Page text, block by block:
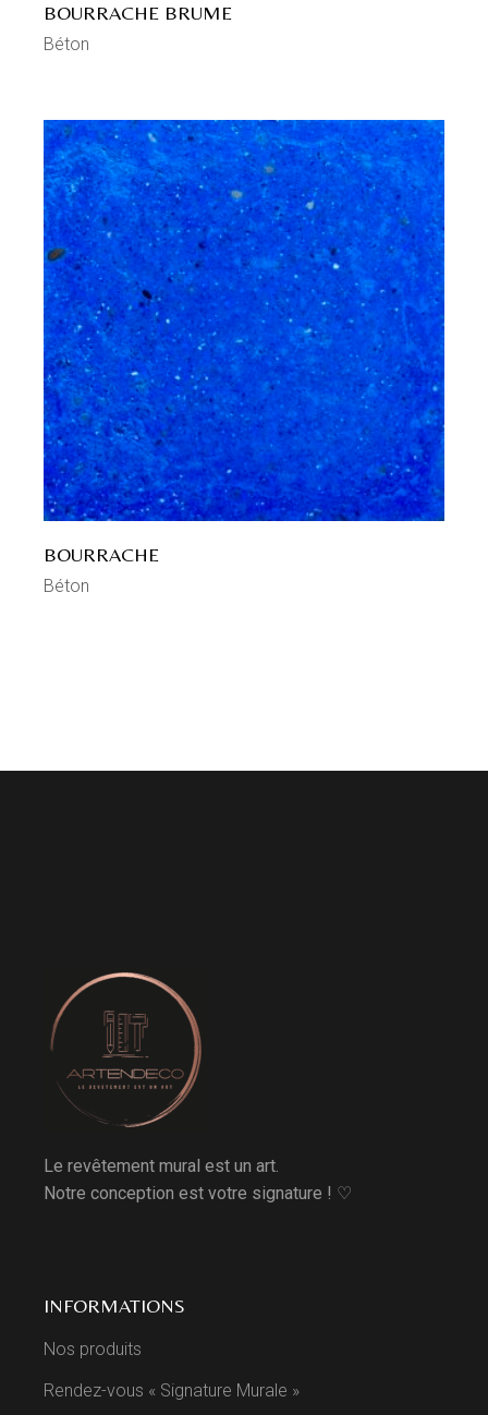
BOURRACHE BRUME
Béton
BOURRACHE
Béton
Le revêtement mural est un art.
Notre conception est votre signature ! ♡
INFORMATIONS
Nos produits
Rendez-vous « Signature Murale »